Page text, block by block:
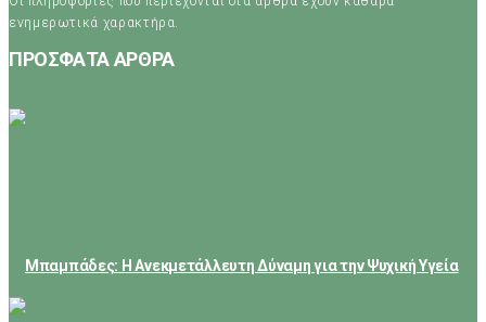
ενημερωτικά χαρακτήρα.
ΠΡΟΣΦΑΤΑ ΑΡΘΡΑ
Μπαμπάδες: Η Ανεκμετάλλευτη Δύναμη για την Ψυχική Υγεία